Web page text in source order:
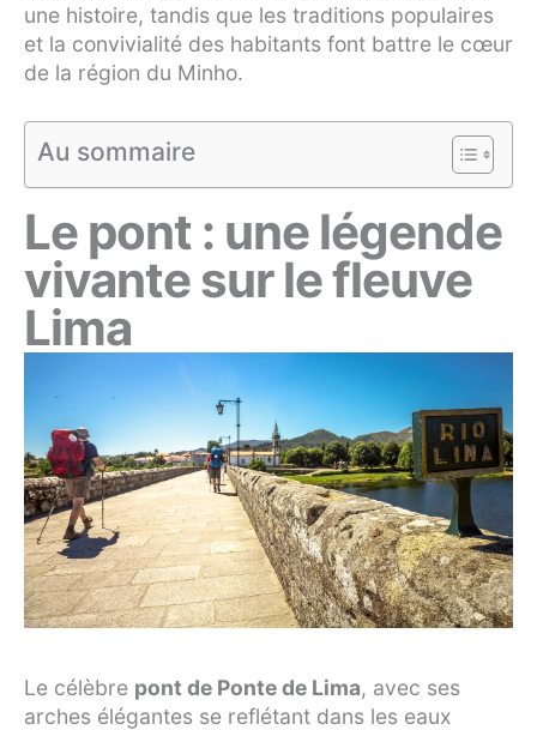
une histoire, tandis que les traditions populaires
et la convivialité des habitants font battre le cœur
de la région du Minho.
Au sommaire
Le pont : une légende
vivante sur le fleuve
Lima
Le célèbre pont de Ponte de Lima, avec ses
arches élégantes se reflétant dans les eaux